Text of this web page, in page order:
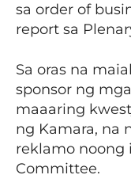
sa order of
report sa
Sa oras na
sponsor ng
maaaring
ng Kamara, na
reklamo noong
Committee.